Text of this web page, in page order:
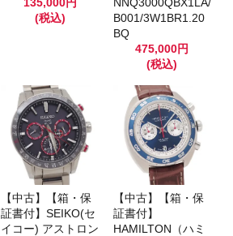
(税込)
B001/3W1BR1.20
BQ
475,000円
(税込)
【中古】【箱・保
証書付】SEIKO(セ
イコー) アストロン
【中古】【箱・保
証書付】
HAMILTON（ハミ